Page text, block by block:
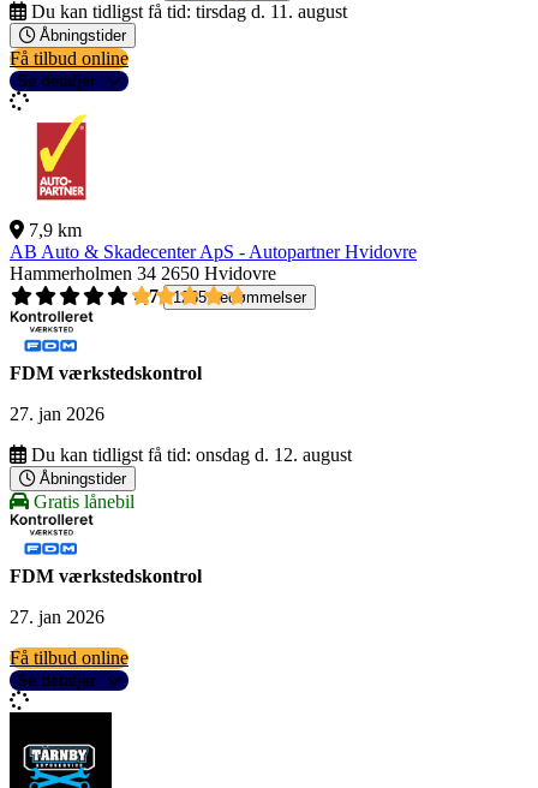
Du kan tidligst få tid: tirsdag d. 11. august
Åbningstider
Få tilbud online
Se detaljer
7,9 km
AB Auto & Skadecenter ApS - Autopartner Hvidovre
Hammerholmen 34 2650 Hvidovre
4,7
1265 bedømmelser
FDM værkstedskontrol
27. jan 2026
Du kan tidligst få tid: onsdag d. 12. august
Åbningstider
Gratis lånebil
FDM værkstedskontrol
27. jan 2026
Få tilbud online
Se detaljer